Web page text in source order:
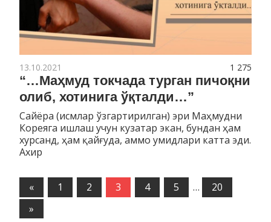
1 275
13.10.2021
“…Маҳмуд токчада турган пичоқни
олиб, хотинига ўқталди…”
Сайёра (исмлар ўзгартирилган) эри Маҳмудни
Кореяга ишлаш учун кузатар экан, бундан ҳам
хурсанд, ҳам қайғуда, аммо умидлари катта эди.
Ахир
« Предыдущие
записи
1 2 3 4 5 …
20
Следующие
»